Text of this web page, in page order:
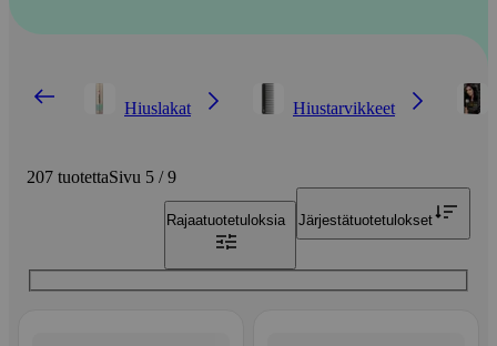
Hiuslakat Hiustarvikkeet
207 tuotettaSivu 5 / 9
Rajaatuotetuloksia Järjestätuotetulokset